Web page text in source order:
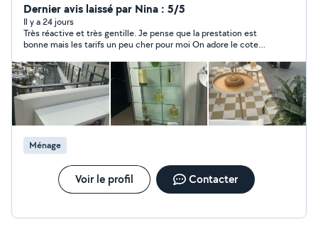
un environnement propre, sain et agréable. Au fil de ma
carrière, j'ai eu l'opportunité de travailler dans des lieux
exigeants, notamment dans les locaux de Christian Dior
Parfums, ce qui témoigne de mon sens du détail, de la
rigueur et du respect des normes d'excellence. Mes
services : - Nettoyage pour particuliers et
professionnels - Entretien de bureaux, commerces et
locaux - Ménage à domicile et remise en état -
Nettoyage soigné des sols, vitres, cuisines, sanitaires -
Organisation et entretien général - Fin de chantier Ce
que je vous garantis : - Professionnalisme et discrétion -
Ponctualité et fiabilité - Respect des lieux et de vos
besoins - Résultats irréprochables et durables
***Coopérative AccèsSAP pour la réduction d'impôt***
Dernier avis laissé par Nina : 5/5
Il y a 24 jours
Très réactive et très gentille. Je pense que la prestation est
bonne mais les tarifs un peu cher pour moi On adore le cote
Ménage
Voir le profil Contacter